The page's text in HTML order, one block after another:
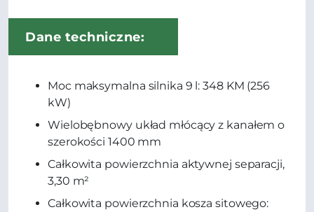
Dane techniczne:
Moc maksymalna silnika 9 l: 348 KM (256
kW)
Wielobębnowy układ młócący z kanałem o
szerokości 1400 mm
Całkowita powierzchnia aktywnej separacji,
3,30 m²
Całkowita powierzchnia kosza sitowego: